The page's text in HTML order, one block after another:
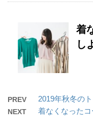
着
し
PREV 2019年秋冬の
NEXT 着なくなったコ